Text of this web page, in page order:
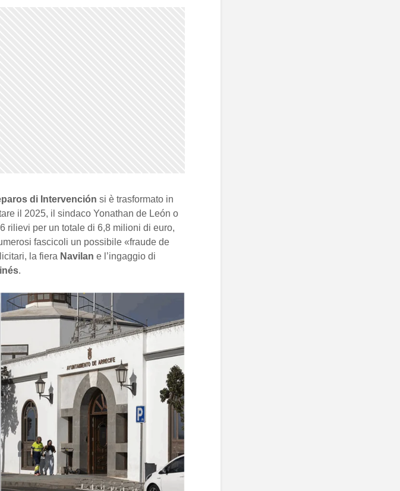
di Intervención si è trasformato in
il 2025, il sindaco Yonathan de León o
rilievi per un totale di 6,8 milioni di euro,
fascicoli un possibile «fraude de
la fiera Navilan e l’ingaggio di
.